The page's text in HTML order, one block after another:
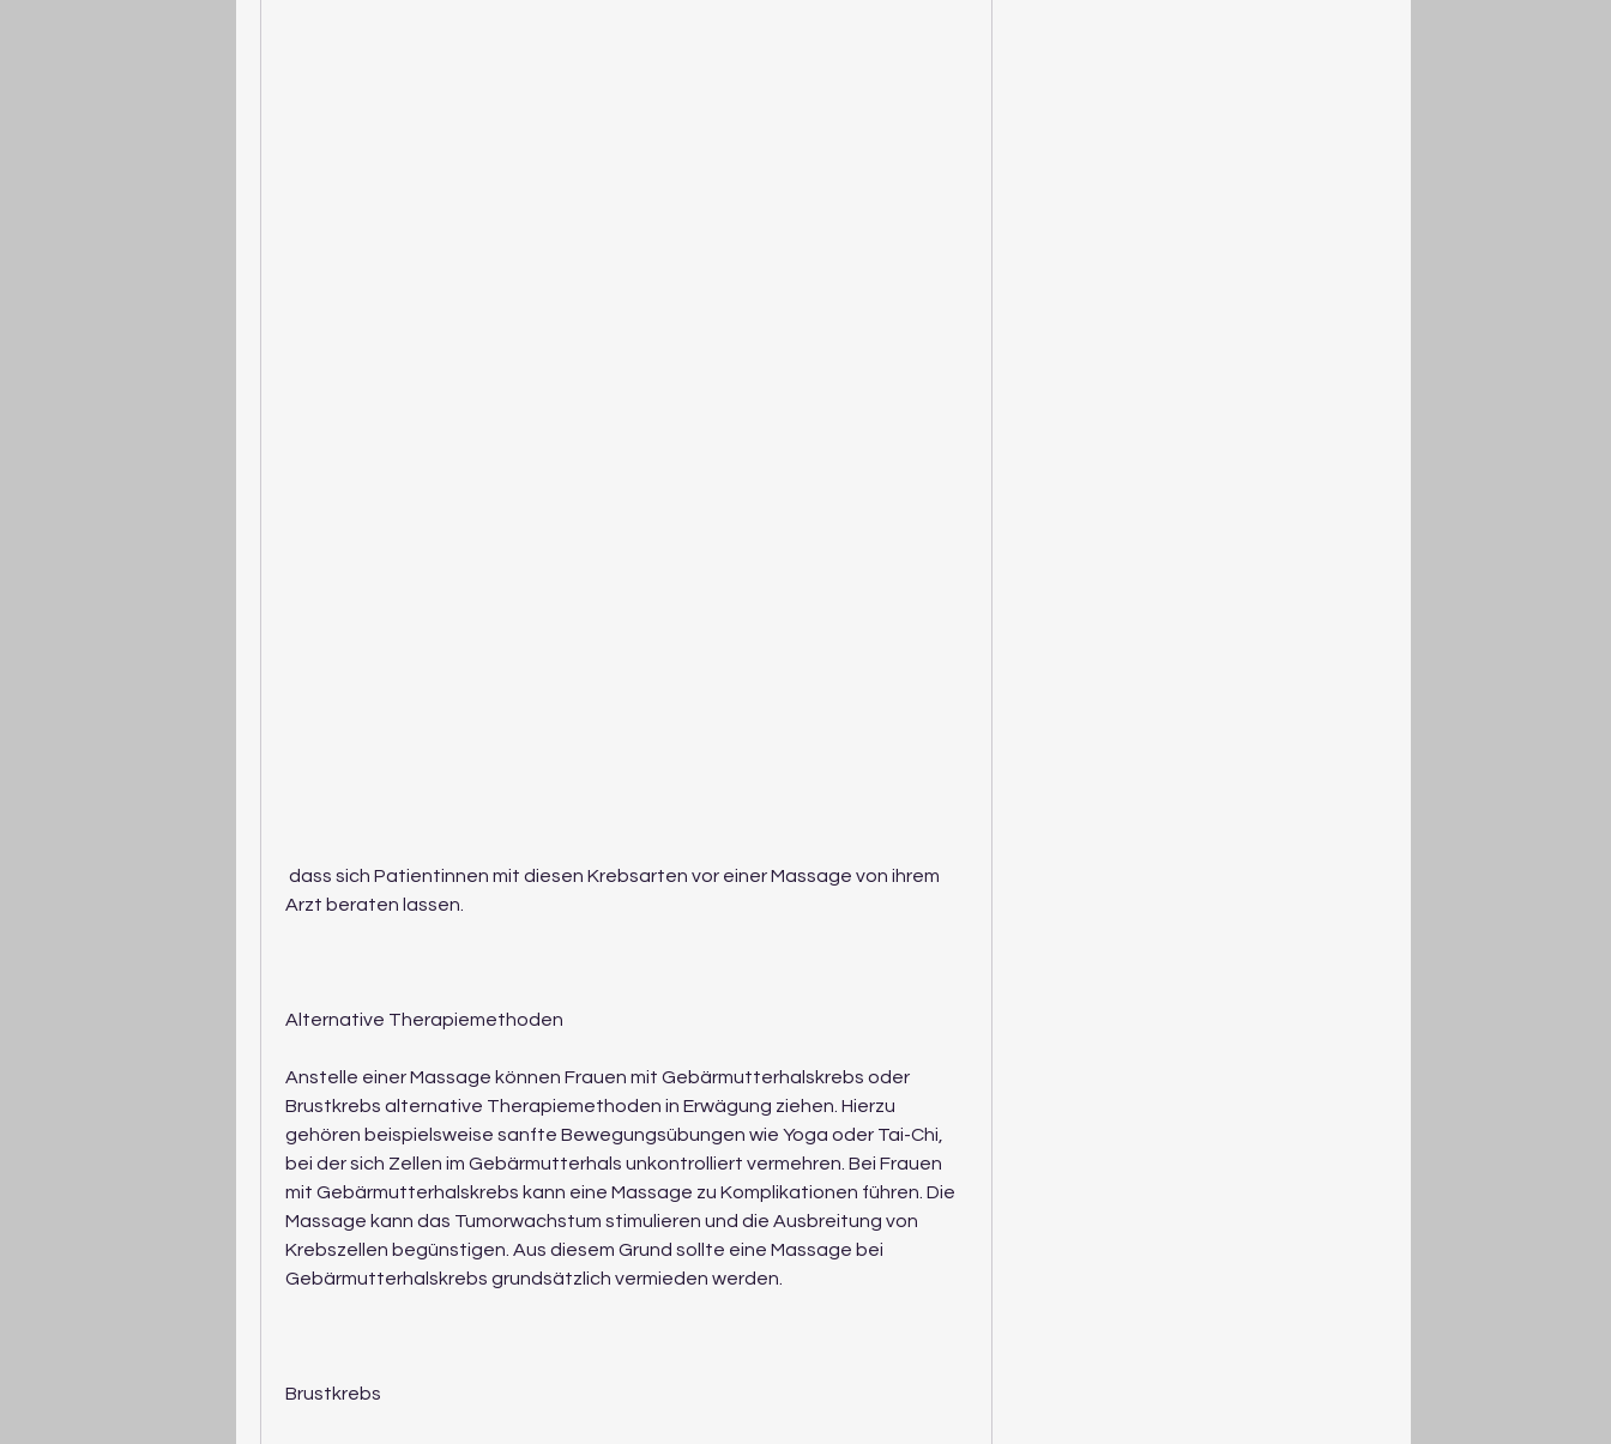
Arzt beraten lassen.
Alternative Therapiemethoden
Anstelle einer Massage können Frauen mit Gebärmutterhalskrebs oder
Brustkrebs alternative Therapiemethoden in Erwägung ziehen. Hierzu
gehören beispielsweise sanfte Bewegungsübungen wie Yoga oder Tai-Chi,
bei der sich Zellen im Gebärmutterhals unkontrolliert vermehren. Bei Frauen
mit Gebärmutterhalskrebs kann eine Massage zu Komplikationen führen. Die
Massage kann das Tumorwachstum stimulieren und die Ausbreitung von
Krebszellen begünstigen. Aus diesem Grund sollte eine Massage bei
Gebärmutterhalskrebs grundsätzlich vermieden werden.
Brustkrebs